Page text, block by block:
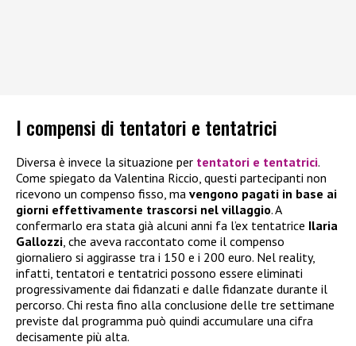
I compensi di tentatori e tentatrici
Diversa è invece la situazione per tentatori e tentatrici.
Come spiegato da Valentina Riccio, questi partecipanti non
ricevono un compenso fisso, ma vengono pagati in base ai
giorni effettivamente trascorsi nel villaggio. A
confermarlo era stata già alcuni anni fa l’ex tentatrice Ilaria
Gallozzi, che aveva raccontato come il compenso
giornaliero si aggirasse tra i 150 e i 200 euro. Nel reality,
infatti, tentatori e tentatrici possono essere eliminati
progressivamente dai fidanzati e dalle fidanzate durante il
percorso. Chi resta fino alla conclusione delle tre settimane
previste dal programma può quindi accumulare una cifra
decisamente più alta.